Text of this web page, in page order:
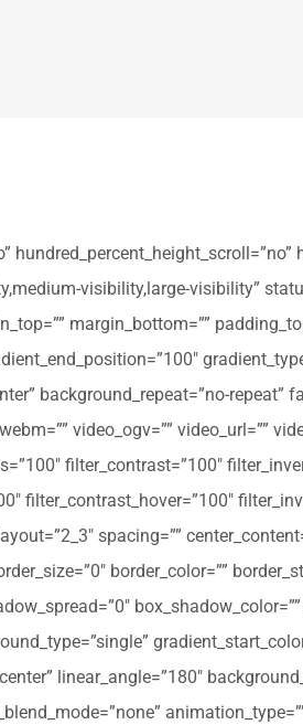
visibility,large-visibility”
margin_bottom=””
background_repeat=”no-repeat”
video_ogv=”” video_url=””
filter_contrast=”100″
filter_contrast_hover=”100″
spacing=””
border_color=””
linear_angle=”180″